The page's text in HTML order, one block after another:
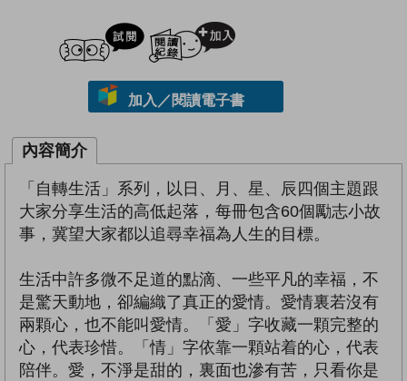
試閲
加入／閱讀電子書
內容簡介
「自轉生活」系列，以日、月、星、辰四個主題跟
大家分享生活的高低起落，每冊包含60個勵志小故
事，冀望大家都以追尋幸福為人生的目標。
生活中許多微不足道的點滴、一些平凡的幸福，不
是驚天動地，卻編織了真正的愛情。愛情裏若沒有
兩顆心，也不能叫愛情。「愛」字收藏一顆完整的
心，代表珍惜。「情」字依靠一顆站着的心，代表
陪伴。愛，不淨是甜的，裏面也滲有苦，只看你是